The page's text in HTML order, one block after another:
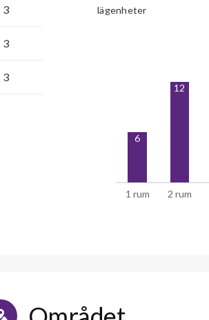
3
3
3
lägenheter
1 rum 2 rum
6
12